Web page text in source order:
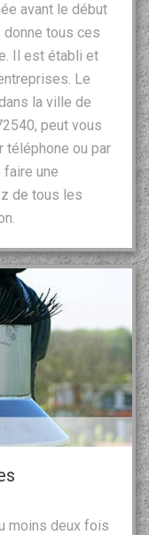
avant le début
donne tous ces
Il est établi et
Le
la ville de
peut vous
téléphone ou par
une
de tous les
moins deux fois